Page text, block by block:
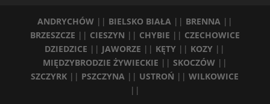
ANDRYCHÓW|| BIELSKO BIAŁA || BRENNA||
BRZESZCZE || CIESZYN || CHYBIE || CZECHOWICE
DZIEDZICE || JAWORZE || KĘTY || KOZY ||
MIĘDZYBRODZIE ŻYWIECKIE || SKOCZÓW ||
SZCZYRK || PSZCZYNA || USTROŃ ||WILKOWICE
||